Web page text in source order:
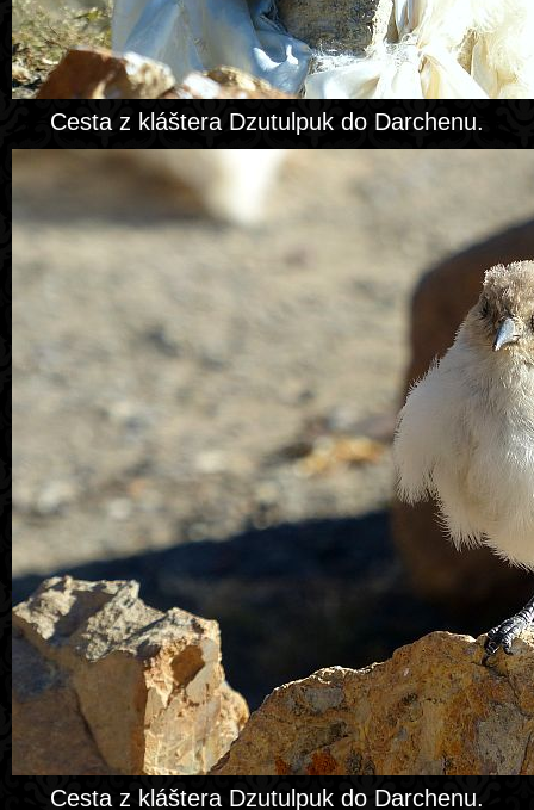
Cesta z kláštera Dzutulpuk do Darchenu.
Cesta z kláštera Dzutulpuk do Darchenu.